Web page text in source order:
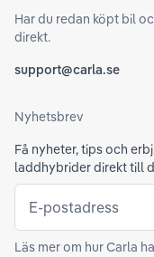
Har du redan köpt bil
direkt.
support@carla.se
Nyhetsbrev
Få nyheter, tips och
laddhybrider direkt till
E-postadress
Läs mer om hur Carla